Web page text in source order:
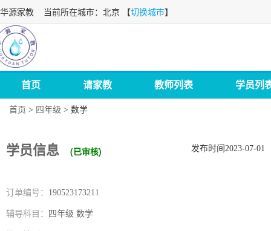
华源家教 当前所在城市：北京 【切换城市】
首页 请家教 教师列表 学员列
首页 > 四年级 > 数学
学员信息 (已审核) 发布时间2023-07-01
订单编号： 190523173211
辅导科目： 四年级 数学